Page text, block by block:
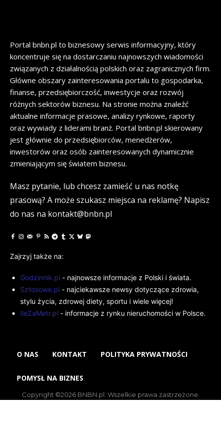
Portal bnbn.pl to biznesowy serwis informacyjny, który
koncentruje się na dostarczaniu najnowszych wiadomości
związanych z działalnością polskich oraz zagranicznych firm.
Główne obszary zainteresowania portalu to gospodarka,
finanse, przedsiębiorczość, inwestycje oraz rozwój
różnych sektorów biznesu. Na stronie można znaleźć
aktualne informacje prasowe, analizy rynkowe, raporty
oraz wywiady z liderami branż. Portal bnbn.pl skierowany
jest głównie do przedsiębiorców, menedżerów,
inwestorów oraz osób zainteresowanych dynamicznie
zmieniającym się światem biznesu.
Masz pytanie, lub chcesz zamieść u nas notkę
prasową? A może szukasz miejsca na reklamę? Napisz
do nas na kontakt@bnbn.pl
Zajrzyj także na:
Godzinnik.pl - najnowsze informacje z Polski i świata.
Sztosowe.pl - najciekawsze newsy dotyczące zdrowia,
stylu życia, zdrowej diety, sportu i wiele więcej!
IleZaMetr.pl - informacje z rynku nieruchomości w Polsce.
O NAS KONTAKT POLITYKA PRYWATNOŚCI
POMYSŁ NA BIZNES
Copyright ©2026 BNBN.pl. Wszelkie prawa zastrzeżone.